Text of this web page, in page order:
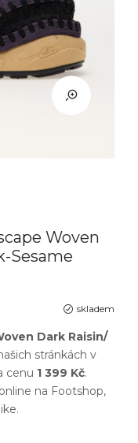
Woven
Sesame
skladem
Dark Raisin/
stránkách v
cenu 1 399 Kč.
na Footshop,
.